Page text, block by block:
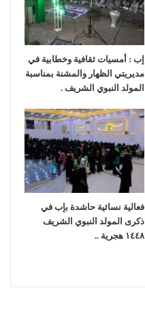
إب : أمسيات ثقافية وخطابية في
مديريتي الظهار والمشنة بمناسبة
المولد النبوي الشريف .
فعالية نسائية حاشدة بإب في
ذكرى المولد النبوي الشريف
١٤٤٨ هجرية ..